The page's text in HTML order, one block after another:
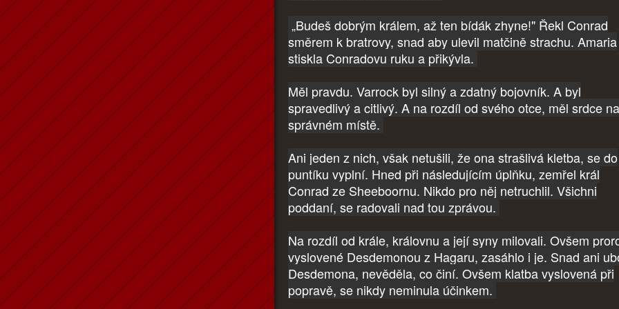
„Budeš dobrým králem, až ten bídák zhyne!" Řekl Conrad
směrem k bratrovy, snad aby ulevil matčině strachu. Amaria
stiskla Conradovu ruku a přikývla.
Měl pravdu. Varrock byl silný a zdatný bojovník. A byl
spravedlivý a citlivý. A na rozdíl od svého otce, měl srdce na
správném místě.
Ani jeden z nich, však netušili, že ona strašlivá kletba, se do
puntíku vyplní. Hned při následujícím úplňku, zemřel král
Conrad ze Sheeboornu. Nikdo pro něj netruchlil. Všichni
poddaní, se radovali nad tou zprávou.
Na rozdíl od krále, královnu a její syny milovali. Ovšem
vyslovené Desdemonou z Hagaru, zasáhlo i je. Snad ani
Desdemona, nevěděla, co činí. Ovšem klatba vyslovená při
popravě, se nikdy neminula účinkem.